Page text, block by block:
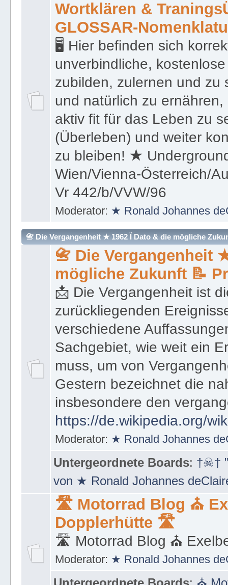
Wortklären &
GLOSSAR-
🖥 Hier befinden sich
unverbindliche,
zubilden, zulernen und zu
und natürlich zu
aktiv fit für das Leben zu
(Überleben) und weiter
zu bleiben! ★
Wien/Vienna-Österreich/
Vr 442/b/VVW/96
Moderator: ★ Ronald Johannes
📇 Die Vergangenheit ★ 1962 Ï Dato & die mögliche
📇 Die Vergangenheit
mögliche Zukunft 📝
📩 Die Vergangenheit ist
zurückliegenden
verschiedene
Sachgebiet, wie weit ein
muss, um von
Gestern bezeichnet die
insbesondere den
https://de.wikipedia.org/
Moderator: ★ Ronald Johannes
Untergeordnete Boards: †☠†
von ★ Ronald Johannes
🛣 Motorrad Blog ⛪
Dopplerhütte 🛣
🛣 Motorrad Blog ⛪
Moderator: ★ Ronald Johannes